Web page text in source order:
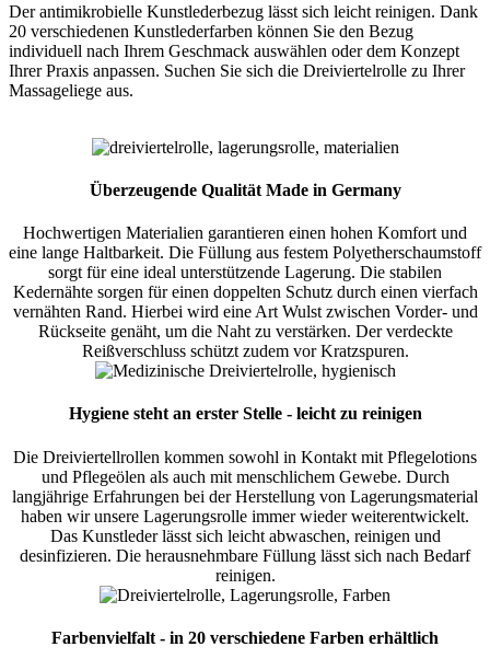
Der antimikrobielle Kunstlederbezug lässt sich leicht reinigen. Dank
20 verschiedenen Kunstlederfarben können Sie den Bezug
individuell nach Ihrem Geschmack auswählen oder dem Konzept
Ihrer Praxis anpassen. Suchen Sie sich die Dreiviertelrolle zu Ihrer
Massageliege aus.
Überzeugende Qualität Made in Germany
Hochwertigen Materialien ­­­­­­­­­­­­­­­­­­­garantieren einen hohen Komfort und
eine lange Haltbarkeit. Die Füllung aus festem Polyetherschaumstoff
sorgt für eine ideal unterstützende Lagerung. Die stabilen
Kedernähte sorgen für einen doppelten Schutz durch einen vierfach
vernähten Rand. Hierbei wird eine Art Wulst zwischen Vorder- und
Rückseite genäht, um die Naht zu verstärken. Der verdeckte
Reißverschluss schützt zudem vor Kratzspuren.
Hygiene steht an erster Stelle - leicht zu reinigen
Die Dreiviertellrollen kommen sowohl in Kontakt mit Pflegelotions
und Pflegeölen als auch mit menschlichem Gewebe. Durch
langjährige Erfahrungen bei der Herstellung von Lagerungsmaterial
haben wir unsere Lagerungsrolle immer wieder weiterentwickelt.
Das Kunstleder lässt sich leicht abwaschen, reinigen und
desinfizieren. Die herausnehmbare Füllung lässt sich nach Bedarf
reinigen.
Farbenvielfalt - in 20 verschiedene Farben erhältlich